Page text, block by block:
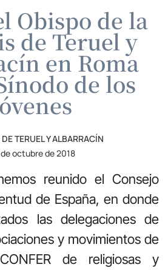
Obispo de la
de Teruel y
en Roma
de los
TERUEL Y ALBARRACÍN
octubre de 2018
reunido el Consejo
de España, en donde
las delegaciones de
y movimientos de
de religiosas y